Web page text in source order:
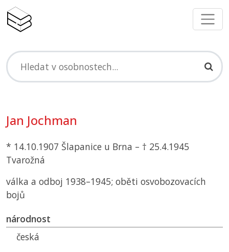
Jan Jochman
* 14.10.1907 Šlapanice u Brna – † 25.4.1945
Tvarožná
válka a odboj 1938–1945; oběti osvobozovacích
bojů
národnost
česká